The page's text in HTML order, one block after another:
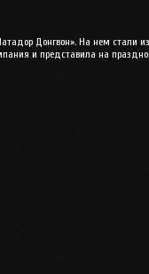
Донгвон». На нем стали
и представила на